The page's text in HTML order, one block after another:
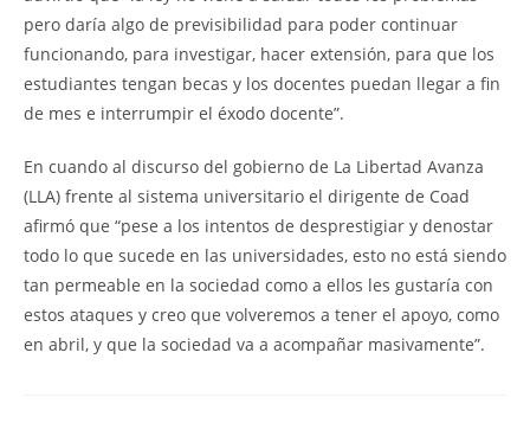
pero daría algo de previsibilidad para poder continuar
funcionando, para investigar, hacer extensión, para que los
estudiantes tengan becas y los docentes puedan llegar a fin
de mes e interrumpir el éxodo docente”.
En cuando al discurso del gobierno de La Libertad Avanza
(LLA) frente al sistema universitario el dirigente de Coad
afirmó que “pese a los intentos de desprestigiar y denostar
todo lo que sucede en las universidades, esto no está siendo
tan permeable en la sociedad como a ellos les gustaría con
estos ataques y creo que volveremos a tener el apoyo, como
en abril, y que la sociedad va a acompañar masivamente”.